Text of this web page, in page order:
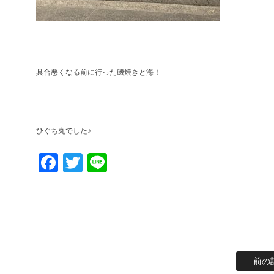
具合悪くなる前に行った磯焼きと海！
ひぐち丸でした♪
Facebook
Twitter
前の